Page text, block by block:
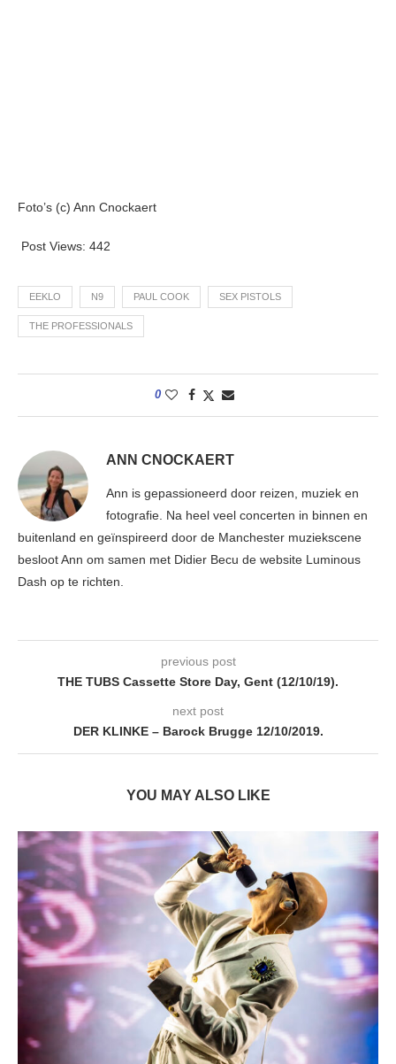
Foto’s (c) Ann Cnockaert
Post Views: 442
EEKLO N9 PAUL COOK SEX PISTOLS
THE PROFESSIONALS
0
ANN CNOCKAERT
Ann is gepassioneerd door reizen, muziek en
fotografie. Na heel veel concerten in binnen en
buitenland en geïnspireerd door de Manchester muziekscene
besloot Ann om samen met Didier Becu de website Luminous
Dash op te richten.
previous post
THE TUBS Cassette Store Day, Gent (12/10/19).
next post
DER KLINKE – Barock Brugge 12/10/2019.
YOU MAY ALSO LIKE